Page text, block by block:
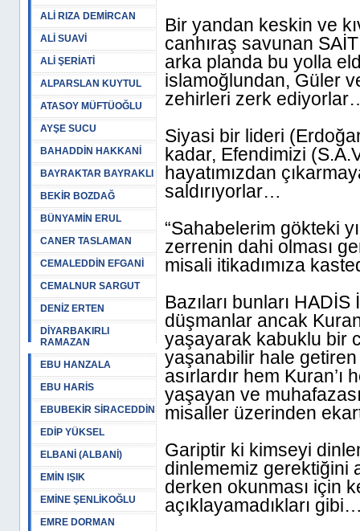
ALİ RIZA DEMİRCAN
ALİ SUAVİ
ALİ ŞERİATİ
ALPARSLAN KUYTUL
ATASOY MÜFTÜOĞLU
AYŞE SUCU
BAHADDİN HAKKANİ
BAYRAKTAR BAYRAKLI
BEKİR BOZDAĞ
BÜNYAMİN ERUL
CANER TASLAMAN
CEMALEDDİN EFGANİ
CEMALNUR SARGUT
DENİZ ERTEN
DİYARBAKIRLI
RAMAZAN
EBU HANZALA
EBU HARİS
EBUBEKİR SİRACEDDİN
EDİP YÜKSEL
ELBANİ (ALBANİ)
EMİN IŞIK
EMİNE ŞENLİKOĞLU
EMRE DORMAN
Bir yandan keskin ve
canhıraş savunan
arka planda bu yolla
islamoğlundan, Güler
zehirleri zerk
Siyasi bir lideri
kadar, Efendimizi
hayatımızdan
saldırıyorlar…
“Sahabelerim gökteki
zerrenin dahi olması
misali itikadımıza
Bazıları bunları
düşmanlar ancak
yaşayarak kabuklu bir
yaşanabilir hale
asırlardır hem
yaşayan ve
misaller üzerinden
Gariptir ki kimseyi
dinlememiz gerektiğini
derken okunması için
açıklayamadıkları